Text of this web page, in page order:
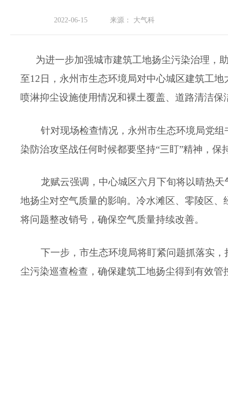
2022-06-15 来源： 大气科
为进一步加强城市建筑工地扬尘污染治理，
至12日，永州市生态环境局对中心城区建筑工
喷淋抑尘设施使用情况和裸土覆盖、道路清洁保
针对现场检查情况，永州市生态环境局党
染防治攻坚战任何时候都要坚持“三盯”精神，
龙赋云强调，中心城区六月下旬将以晴热
地扬尘对空气质量的影响。冷水滩区、零陵区
将问题整改销号，确保空气质量持续改善。
下一步，市生态环境局将盯紧问题抓落实
尘污染巡查检查，确保建筑工地扬尘得到有效